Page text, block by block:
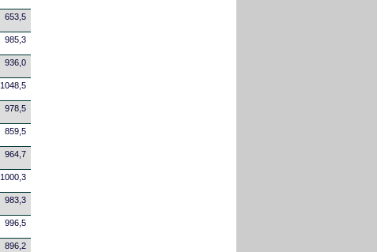
653,5
985,3
936,0
1048,5
978,5
859,5
964,7
1000,3
983,3
996,5
896,2